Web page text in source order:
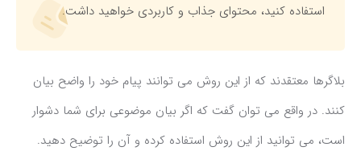
استفاده کنید، محتوای جذاب و کاربردی خواهید داشت.
بلاگرها معتقدند که از این روش می توانند پیام خود را واضح بیان
کنند. در واقع می توان گفت که اگر بیان موضوعی برای شما دشوار
است، می توانید از این روش استفاده کرده و آن را توضیح دهید.